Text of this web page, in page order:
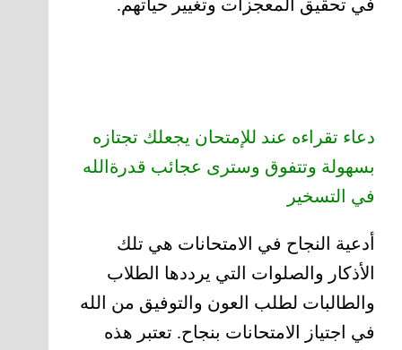
في تحقيق المعجزات وتغيير حياتهم.
دعاء تقراءه عند للإمتحان يجعلك تجتازه
بسهولة وتتفوق وسترى عجائب قدرةالله
في التسخير
أدعية النجاح في الامتحانات هي تلك
الأذكار والصلوات التي يرددها الطلاب
والطالبات لطلب العون والتوفيق من الله
في اجتياز الامتحانات بنجاح. تعتبر هذه